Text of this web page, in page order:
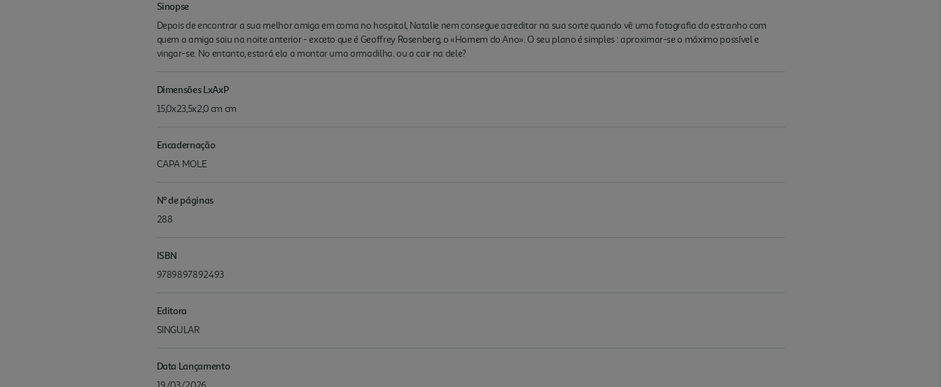
Sinopse
Depois de encontrar a sua melhor amiga em coma no hospital, Natalie nem consegue acreditar na sua sorte quando vê uma fotografia do estranho com
quem a amiga saiu na noite anterior - exceto que é Geoffrey Rosenberg, o «Homem do Ano». O seu plano é simples : aproximar-se o máximo possível e
vingar-se. No entanto, estará ela a montar uma armadilha. ou a cair na dele?
Dimensões LxAxP
15,0x23,5x2,0 cm cm
Encadernação
CAPA MOLE
Nº de páginas
288
ISBN
9789897892493
Editora
SINGULAR
Data Lançamento